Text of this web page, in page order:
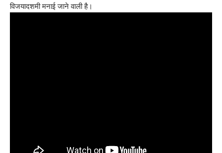
विजयादशमी मनाई जाने वाली है।